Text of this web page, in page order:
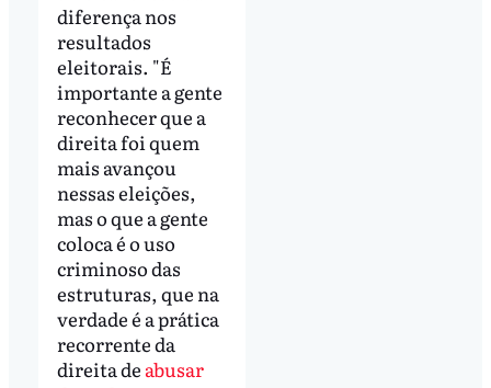
diferença nos
resultados
eleitorais. "É
importante a gente
reconhecer que a
direita foi quem
mais avançou
nessas eleições,
mas o que a gente
coloca é o uso
criminoso das
estruturas, que na
verdade é a prática
recorrente da
direita de abusar